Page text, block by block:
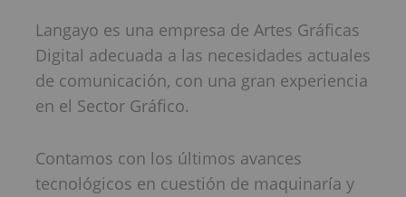
Langayo es una empresa de Artes Gráficas
Digital adecuada a las necesidades actuales
de comunicación, con una gran experiencia
en el Sector Gráfico.
Contamos con los últimos avances
tecnológicos en cuestión de maquinaría y